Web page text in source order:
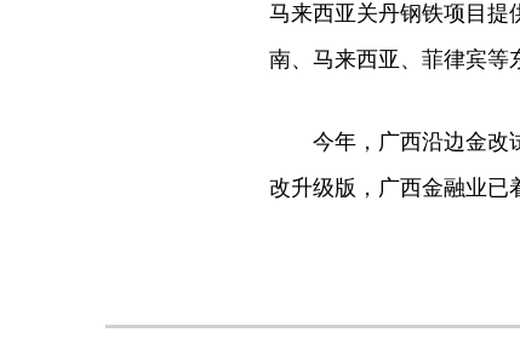
马来西亚关丹钢铁项目提
南、马来西亚、菲律宾等
今年，广西沿边金改试
改升级版，广西金融业已